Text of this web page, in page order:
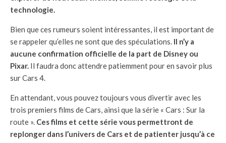
technologie.
Bien que ces rumeurs soient intéressantes, il est important de
se rappeler qu’elles ne sont que des spéculations. Il n’y a
aucune confirmation officielle de la part de Disney ou
Pixar. Il faudra donc attendre patiemment pour en savoir plus
sur Cars 4.
En attendant, vous pouvez toujours vous divertir avec les
trois premiers films de Cars, ainsi que la série « Cars : Sur la
route ». Ces films et cette série vous permettront de
replonger dans l’univers de Cars et de patienter jusqu’à ce